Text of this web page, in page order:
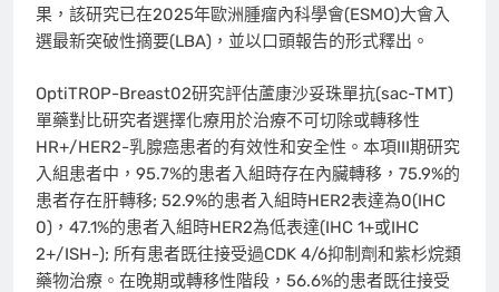
果，該研究已在2025年歐洲腫瘤內科學會(ESMO)大會入
選最新突破性摘要(LBA)，並以口頭報告的形式釋出。
OptiTROP-Breast02研究評估蘆康沙妥珠單抗(sac-TMT)
單藥對比研究者選擇化療用於治療不可切除或轉移性
HR+/HER2-乳腺癌患者的有效性和安全性。本項III期研究
入組患者中，95.7%的患者入組時存在內臟轉移，75.9%的
患者存在肝轉移; 52.9%的患者入組時HER2表達為0(IHC
0)，47.1%的患者入組時HER2為低表達(IHC 1+或IHC
2+/ISH-); 所有患者既往接受過CDK 4/6抑制劑和紫杉烷類
藥物治療。在晚期或轉移性階段，56.6%的患者既往接受